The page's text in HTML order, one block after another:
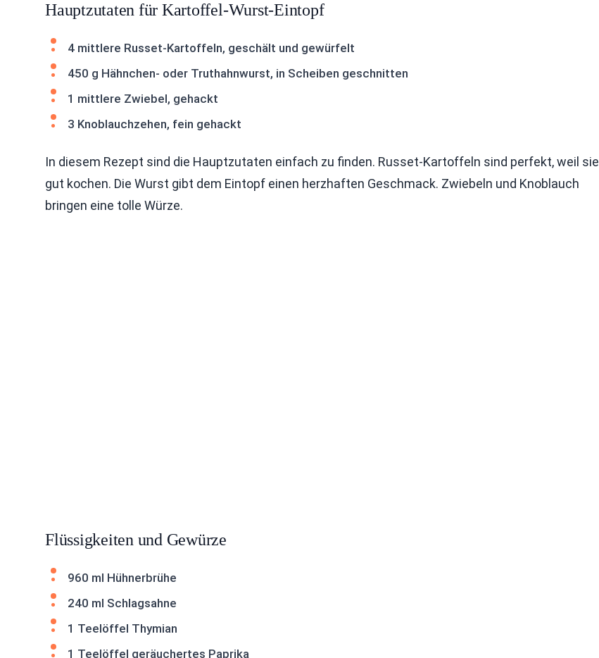
Hauptzutaten für Kartoffel-Wurst-Eintopf
4 mittlere Russet-Kartoffeln, geschält und gewürfelt
450 g Hähnchen- oder Truthahnwurst, in Scheiben geschnitten
1 mittlere Zwiebel, gehackt
3 Knoblauchzehen, fein gehackt
In diesem Rezept sind die Hauptzutaten einfach zu finden. Russet-Kartoffeln sind perfekt, weil sie
gut kochen. Die Wurst gibt dem Eintopf einen herzhaften Geschmack. Zwiebeln und Knoblauch
bringen eine tolle Würze.
Flüssigkeiten und Gewürze
960 ml Hühnerbrühe
240 ml Schlagsahne
1 Teelöffel Thymian
1 Teelöffel geräuchertes Paprika